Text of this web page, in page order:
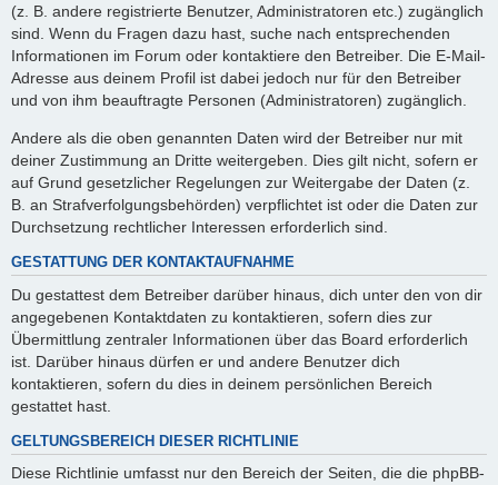
(z. B. andere registrierte Benutzer, Administratoren etc.) zugänglich
sind. Wenn du Fragen dazu hast, suche nach entsprechenden
Informationen im Forum oder kontaktiere den Betreiber. Die E-Mail-
Adresse aus deinem Profil ist dabei jedoch nur für den Betreiber
und von ihm beauftragte Personen (Administratoren) zugänglich.
Andere als die oben genannten Daten wird der Betreiber nur mit
deiner Zustimmung an Dritte weitergeben. Dies gilt nicht, sofern er
auf Grund gesetzlicher Regelungen zur Weitergabe der Daten (z.
B. an Strafverfolgungsbehörden) verpflichtet ist oder die Daten zur
Durchsetzung rechtlicher Interessen erforderlich sind.
GESTATTUNG DER KONTAKTAUFNAHME
Du gestattest dem Betreiber darüber hinaus, dich unter den von dir
angegebenen Kontaktdaten zu kontaktieren, sofern dies zur
Übermittlung zentraler Informationen über das Board erforderlich
ist. Darüber hinaus dürfen er und andere Benutzer dich
kontaktieren, sofern du dies in deinem persönlichen Bereich
gestattet hast.
GELTUNGSBEREICH DIESER RICHTLINIE
Diese Richtlinie umfasst nur den Bereich der Seiten, die die phpBB-